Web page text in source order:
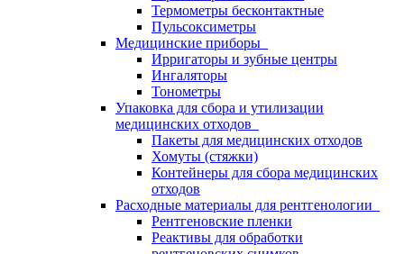
Термометры бесконтактные
Пульсоксиметры
Медицинские приборы
Ирригаторы и зубные центры
Ингаляторы
Тонометры
Упаковка для сбора и утилизации
медицинских отходов
Пакеты для медицинских отходов
Хомуты (стяжки)
Контейнеры для сбора медицинских
отходов
Расходные материалы для рентгенологии
Рентгеновские пленки
Реактивы для обработки